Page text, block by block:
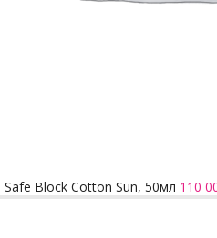
Safe Block Cotton Sun, 50мл 110